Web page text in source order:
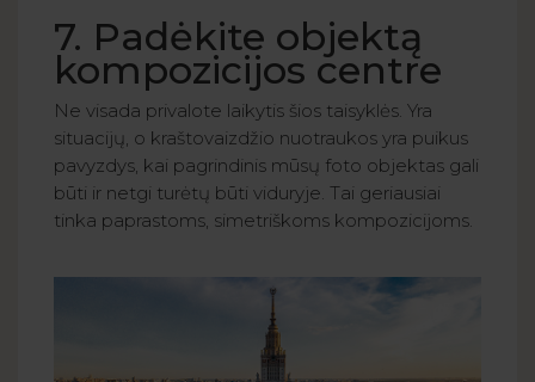
7. Padėkite objektą
kompozicijos centre
Ne visada privalote laikytis šios taisyklės. Yra
situacijų, o kraštovaizdžio nuotraukos yra puikus
pavyzdys, kai pagrindinis mūsų foto objektas gali
būti ir netgi turėtų būti viduryje. Tai geriausiai
tinka paprastoms, simetriškoms kompozicijoms.